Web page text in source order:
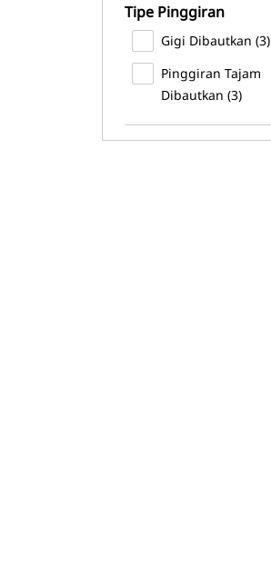
Tipe Pinggiran
Gigi Dibautkan (3)
Pinggiran Tajam
Dibautkan (3)